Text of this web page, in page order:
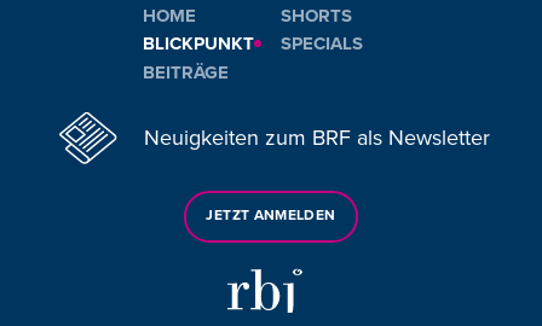
HOME
BLICKPUNKT
BEITRÄGE
SHORTS
SPECIALS
Neuigkeiten zum BRF als Newsletter
JETZT ANMELDEN